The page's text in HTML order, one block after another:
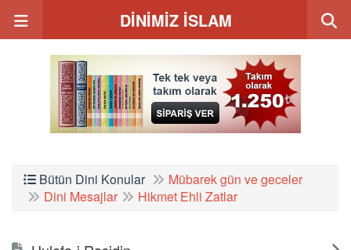
DİNİMİZ İSLAM
Bütün Dini Konular
Mübarek gün ve geceler
Dini Mesajlar
Hikmet Ehli Zatlar